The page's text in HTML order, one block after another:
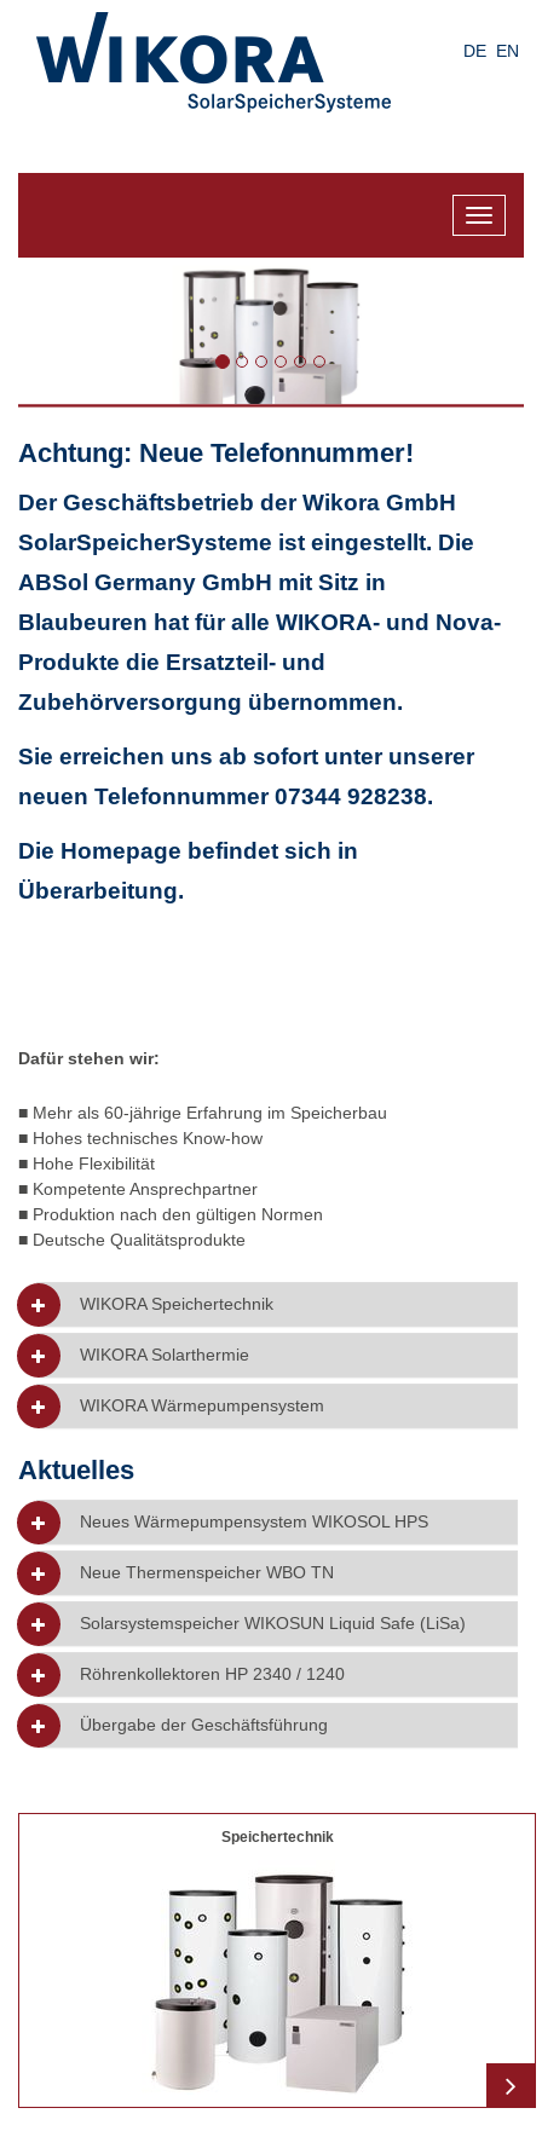
DE EN
Toggle
Achtung: Neue Telefonnummer!
Der Geschäftsbetrieb der Wikora GmbH
SolarSpeicherSysteme ist eingestellt. Die
ABSol Germany GmbH mit Sitz in
Blaubeuren hat für alle WIKORA- und Nova-
Produkte die Ersatzteil- und
Zubehörversorgung übernommen.
Sie erreichen uns ab sofort unter unserer
neuen Telefonnummer 07344 928238.
Die Homepage befindet sich in
Überarbeitung.
Dafür stehen wir:
■ Mehr als 60-jährige Erfahrung im Speicherbau
■ Hohes technisches Know-how
■ Hohe Flexibilität
■ Kompetente Ansprechpartner
■ Produktion nach den gültigen Normen
■ Deutsche Qualitätsprodukte
WIKORA Speichertechnik
WIKORA Solarthermie
WIKORA Wärmepumpensystem
Aktuelles
Neues Wärmepumpensystem WIKOSOL HPS
Neue Thermenspeicher WBO TN
Solarsystemspeicher WIKOSUN Liquid Safe (LiSa)
Röhrenkollektoren HP 2340 / 1240
Übergabe der Geschäftsführung
Speichertechnik